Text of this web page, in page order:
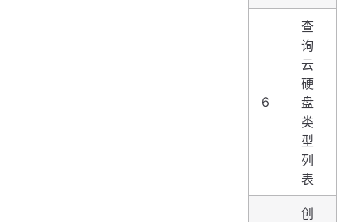
6
查
询
云
硬
盘
类
型
列
表
创